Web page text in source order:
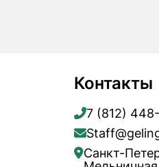
Контакты
7 (812)
Санкт-